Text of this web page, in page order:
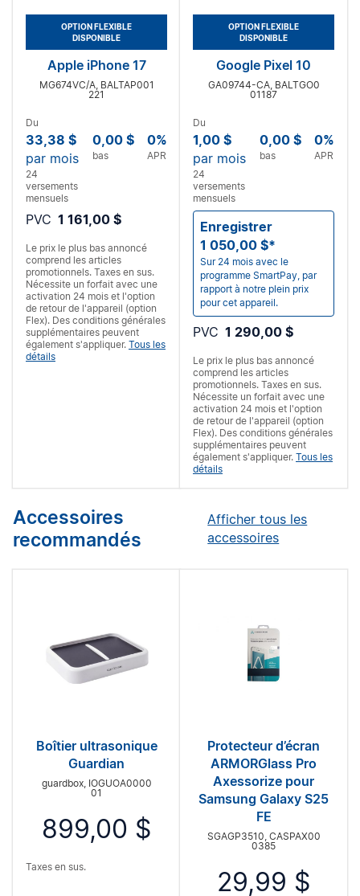
OPTION FLEXIBLE
DISPONIBLE
Apple iPhone 17
MG674VC/A, BALTAP001
221
Du
33,38 $
par mois
24
versements
mensuels
0,00 $
bas
0%
APR
PVC 1 161,00 $
Le prix le plus bas annoncé
comprend les articles
promotionnels. Taxes en sus.
Nécessite un forfait avec une
activation 24 mois et l'option
de retour de l'appareil (option
Flex). Des conditions générales
supplémentaires peuvent
également s'appliquer. Tous les
détails
OPTION FLEXIBLE
DISPONIBLE
Google Pixel 10
GA09744-CA, BALTGO0
01187
Du
1,00 $
par mois
24
versements
mensuels
0,00 $
bas
0%
APR
Enregistrer
1 050,00 $*
Sur 24 mois avec le
programme SmartPay, par
rapport à notre plein prix
pour cet appareil.
PVC 1 290,00 $
Le prix le plus bas annoncé
comprend les articles
promotionnels. Taxes en sus.
Nécessite un forfait avec une
activation 24 mois et l'option
de retour de l'appareil (option
Flex). Des conditions générales
supplémentaires peuvent
également s'appliquer. Tous les
détails
Accessoires
recommandés
Afficher tous les
accessoires
Boîtier ultrasonique
Guardian
guardbox, IOGUOA0000
01
899,00 $
Taxes en sus.
Protecteur d’écran
ARMORGlass Pro
Axessorize pour
Samsung Galaxy S25
FE
SGAGP3510, CASPAX00
0385
29,99 $